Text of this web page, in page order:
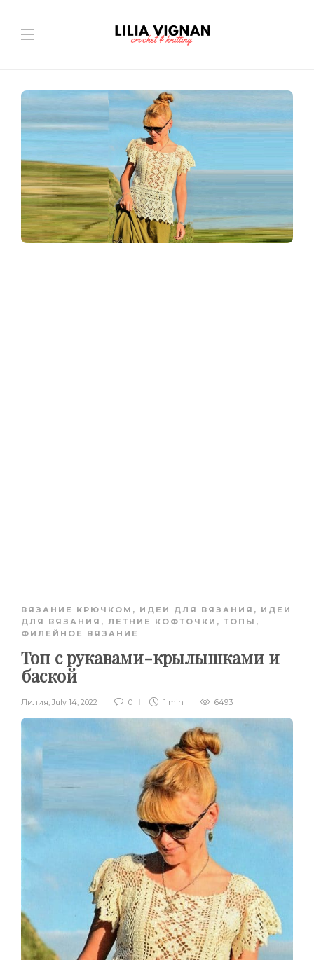
ВЯЗАНИЕ КРЮЧКОМ , ИДЕИ ДЛЯ ВЯЗАНИЯ , ИДЕИ
ДЛЯ ВЯЗАНИЯ , ЛЕТНИЕ КОФТОЧКИ, ТОПЫ ,
ФИЛЕЙНОЕ ВЯЗАНИЕ
Топ с рукавами-крылышками и
баской
Лилия, July 14, 2022 0 1 min 6493